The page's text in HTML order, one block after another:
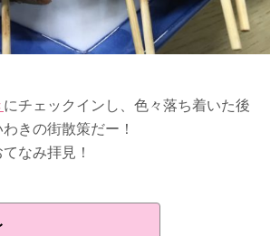
にチェックインし、色々落ち着いた後
きの街散策だー！
なみ拝見！